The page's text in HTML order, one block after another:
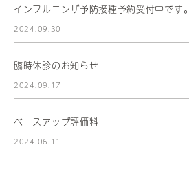
インフルエンザ予防接種予約受付中です。
2024.09.30
臨時休診のお知らせ
2024.09.17
ベースアップ評価料
2024.06.11